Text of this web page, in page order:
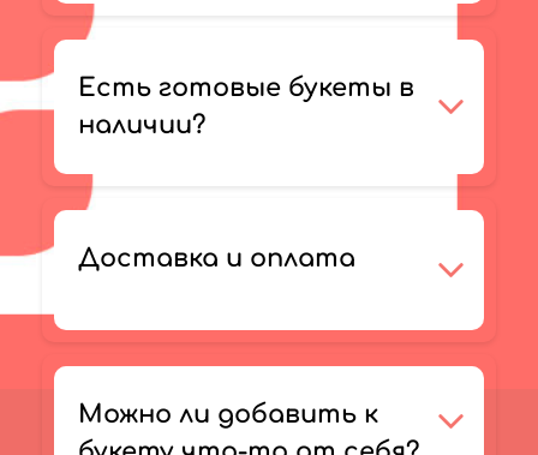
Есть готовые букеты в
наличии?
Доставка и оплата
Можно ли добавить к